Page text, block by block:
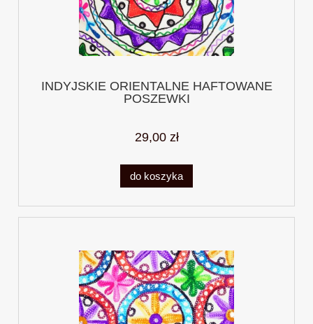
INDYJSKIE ORIENTALNE HAFTOWANE
POSZEWKI
29,00 zł
do koszyka